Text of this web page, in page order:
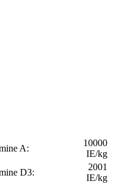
A:
10000
IE/kg
D3:
2001
IE/kg